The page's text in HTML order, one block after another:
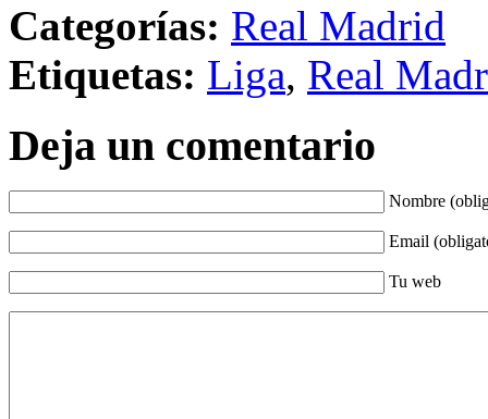
Categorías: Real Madrid
Etiquetas: Liga, Real
Deja un comentario
Nombre
Email
Tu web